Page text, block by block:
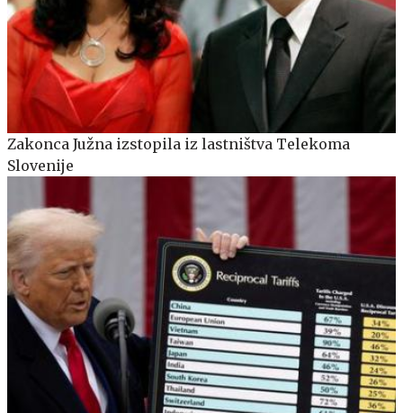
Zakonca Južna izstopila iz lastništva Telekoma
Slovenije